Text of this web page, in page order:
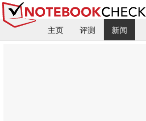
主页 评测
新闻